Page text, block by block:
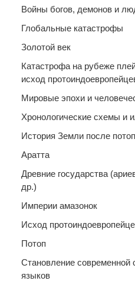
Войны богов, демонов и
Глобальные катастрофы
Золотой век
Катастрофа на рубеже
исход
Мировые эпохи и
Хронологические схемы и
История Земли после
Аратта
Древние государства
др.)
Империи амазонок
Исход
Потоп
Становление современной
языков